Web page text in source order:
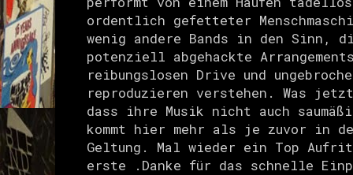
ordentlich gefetteter
wenig andere Bands in den Sinn,
potenziell abgehackte
reibungslosen Drive und
reproduzieren verstehen. Was
dass ihre Musik nicht auch
kommt hier mehr als je zuvor in
Geltung. Mal wieder ein Top
erste .Danke für das schnelle